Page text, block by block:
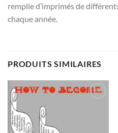
remplie d’imprimés de
chaque année.
PRODUITS SIMILAIRES